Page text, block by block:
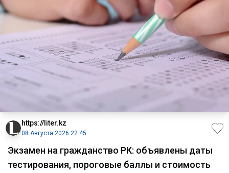
https://liter.kz
08 Августа 2026 22:45
Экзамен на гражданство РК: объявлены даты
тестирования, пороговые баллы и стоимость